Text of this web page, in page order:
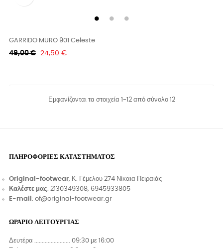
GARRIDO MURO 901 Celeste
Κανονική
49,00 € Τιμή
24,50 €
Εμφανίζονται τα στοιχεία 1-12 από σύνολο 12
ΠΛΗΡΟΦΟΡΊΕΣ ΚΑΤΑΣΤΉΜΑΤΟΣ
Original-footwear, Κ. Γέμελου 274 Νίκαια Πειραιάς
Καλέστε μας: 2130349308, 6945933805
E-mail : of@original-footwear.gr
ΩΡΑΡΙΟ ΛΕΙΤΟΥΡΓΙΑΣ
Δευτέρα ........................ 09:30 με 16:00